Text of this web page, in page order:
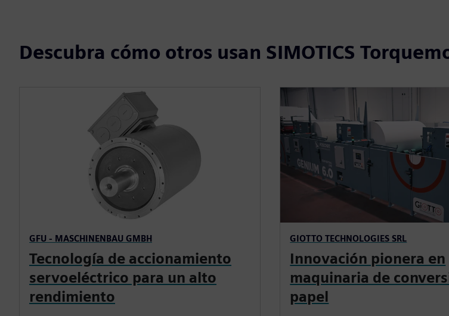
Descubra cómo otros usan SIMOTICS
GFU - MASCHINENBAU GMBH
Tecnología de accionamiento
servoeléctrico para un alto
rendimiento
GIOTTO TECHNOLOGIES SRL
Innovación pionera en
maquinaria de
papel